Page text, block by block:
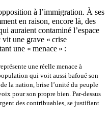
à l’immigration. À ses
en raison, encore là, des
auraient contaminé l’espace
une grave « crise
une « menace » :
une réelle menace à
qui voit aussi bafoué son
la nation, brise l’unité du peuple
pour son propre bien. Par-dessus
des contribuables, se justifiant